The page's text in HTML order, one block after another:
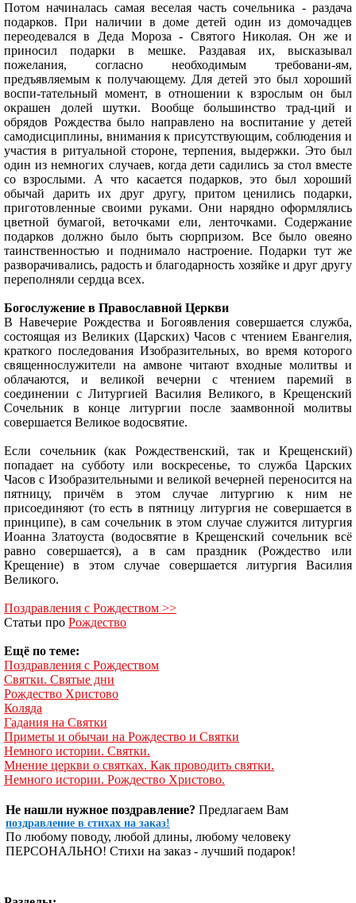
Потом начиналась самая веселая часть сочельника - раздача
подарков. При наличии в доме детей один из домочадцев
переодевался в Деда Мороза - Святого Николая. Он же и
приносил подарки в мешке. Раздавая их, высказывал
пожелания, согласно необходимым требовани-ям,
предъявляемым к получающему. Для детей это был хороший
воспи-тательный момент, в отношении к взрослым он был
окрашен долей шутки. Вообще большинство трад-ций и
обрядов Рождества было направлено на воспитание у детей
самодисциплины, внимания к присутствующим, соблюдения и
участия в ритуальной стороне, терпения, выдержки. Это был
один из немногих случаев, когда дети садились за стол вместе
со взрослыми. А что касается подарков, это был хороший
обычай дарить их друг другу, притом ценились подарки,
приготовленные своими руками. Они нарядно оформлялись
цветной бумагой, веточками ели, ленточками. Содержание
подарков должно было быть сюрпризом. Все было овеяно
таинственностью и поднимало настроение. Подарки тут же
разворачивались, радость и благодарность хозяйке и друг другу
переполняли сердца всех.
Богослужение в Православной Церкви
В Навечерие Рождества и Богоявления совершается служба,
состоящая из Великих (Царских) Часов с чтением Евангелия,
краткого последования Изобразительных, во время которого
священнослужители на амвоне читают входные молитвы и
облачаются, и великой вечерни с чтением паремий в
соединении с Литургией Василия Великого, в Крещенский
Сочельник в конце литургии после заамвонной молитвы
совершается Великое водосвятие.
Если сочельник (как Рождественский, так и Крещенский)
попадает на субботу или воскресенье, то служба Царских
Часов с Изобразительными и великой вечерней переносится на
пятницу, причём в этом случае литургию к ним не
присоединяют (то есть в пятницу литургия не совершается в
принципе), в сам сочельник в этом случае служится литургия
Иоанна Златоуста (водосвятие в Крещенский сочельник всё
равно совершается), а в сам праздник (Рождество или
Крещение) в этом случае совершается литургия Василия
Великого.
Поздравления с Рождеством >>
Статьи про Рождество
Ещё по теме:
Поздравления с Рождеством
Святки. Святые дни
Рождество Христово
Коляда
Гадания на Святки
Приметы и обычаи на Рождество и Святки
Немного истории. Святки.
Мнение церкви о святках. Как проводить святки.
Немного истории. Рождество Христово.
Не нашли нужное поздравление? Предлагаем Вам
поздравление в стихах на заказ!
По любому поводу, любой длины, любому человеку
ПЕРСОНАЛЬНО! Стихи на заказ - лучший подарок!